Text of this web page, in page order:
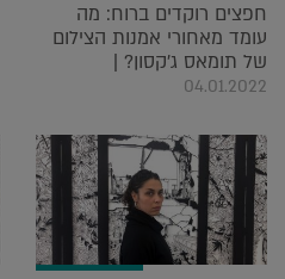
חפצים רוקדים ברוח: מה
עומד מאחורי אמנות הצילום
של תומאס ג'קסון? |
04.01.2022